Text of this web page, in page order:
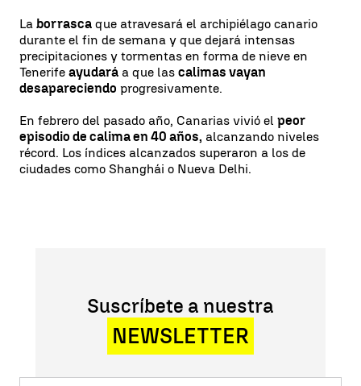
La borrasca que atravesará el archipiélago canario
durante el fin de semana y que dejará intensas
precipitaciones y tormentas en forma de nieve en
Tenerife ayudará a que las calimas vayan
desapareciendo progresivamente.
En febrero del pasado año, Canarias vivió el peor
episodio de calima en 40 años, alcanzando niveles
récord. Los índices alcanzados superaron a los de
ciudades como Shanghái o Nueva Delhi.
Suscríbete a nuestra
NEWSLETTER